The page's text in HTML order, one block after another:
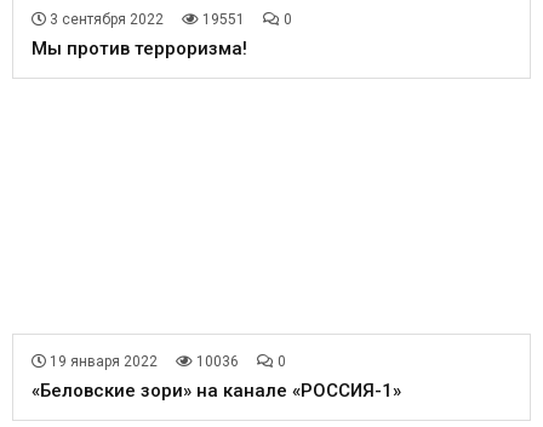
3 сентября 2022 19551 0
Мы против терроризма!
19 января 2022 10036 0
«Беловские зори» на канале «РОССИЯ-1»